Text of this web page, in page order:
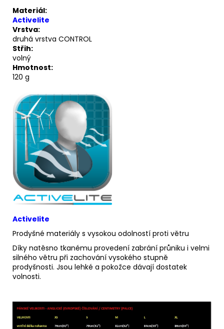
Materiál:
Activelite
Vrstva:
druhá vrstva CONTROL
Střih:
volný
Hmotnost:
120 g
Activelite
Prodyšné materiály s vysokou odolností proti větru
Díky natěsno tkanému provedení zabrání průniku i velmi
silného větru při zachování vysokého stupně
prodyšnosti. Jsou lehké a pokožce dávají dostatek
volnosti.